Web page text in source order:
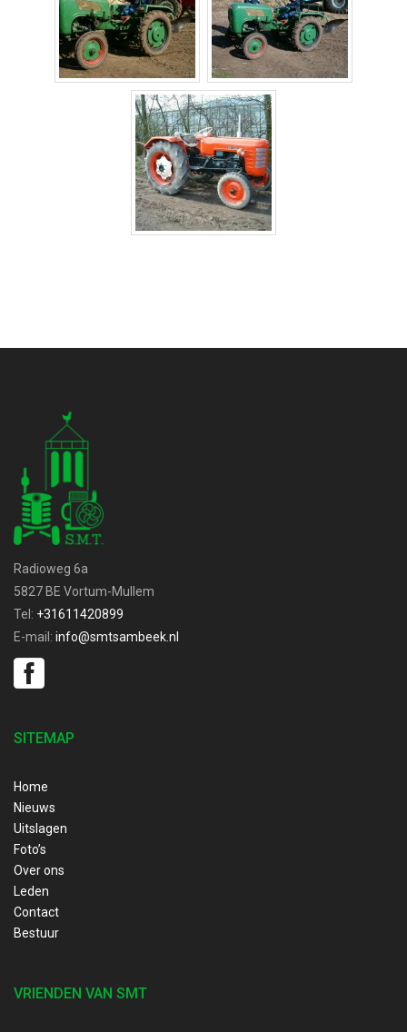
Radioweg 6a
5827 BE Vortum-Mullem
Tel: +31611420899
E-mail: info@smtsambeek.nl
SITEMAP
Home
Nieuws
Uitslagen
Foto’s
Over ons
Leden
Contact
Bestuur
VRIENDEN VAN SMT